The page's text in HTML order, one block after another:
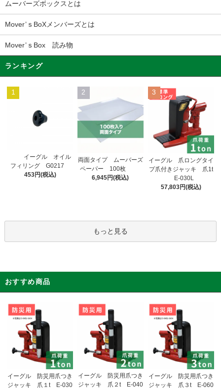
ムーバーズボックスとは
Mover’ｓBoXメンバーズとは
Mover’ｓBox 読み物
ランキング
1
イーグル オイル
フィリング G0217
453円(税込)
2
両面タイプ ムーバーズ
ペーパー 100枚
6,945円(税込)
3
イーグル 爪ロングタイ
プ爪付きジャッキ 爪1t
E-030L
57,803円(税込)
もっと見る
おすすめ商品
イーグル 防災用爪つき
ジャッキ 爪１t E-030
イーグル 防災用爪つき
ジャッキ 爪２t E-040
イーグル 防災用爪つき
ジャッキ 爪３t E-060